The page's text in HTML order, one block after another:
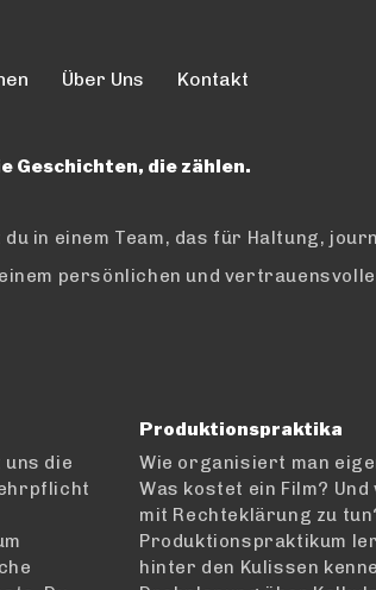
Über Uns Kontakt
Geschichten, die zählen.
in einem Team, das für Haltung,
persönlichen und
uns die
Produktionspraktika
Wie organisiert man
Was kostet ein Film?
mit Rechteklärung zu
Produktionspraktikum
hinter den Kulissen